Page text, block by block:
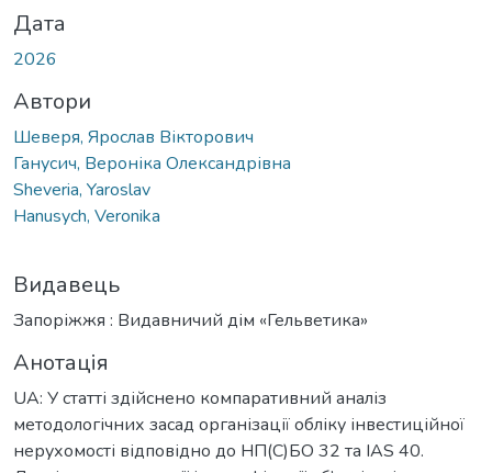
Дата
2026
Автори
Шеверя, Ярослав Вікторович
Ганусич, Вероніка Олександрівна
Sheveria, Yaroslav
Hanusych, Veronika
Видавець
Запоріжжя : Видавничий дім «Гельветика»
Анотація
UA: У статті здійснено компаративний аналіз
методологічних засад організації обліку інвестиційної
нерухомості відповідно до НП(С)БО 32 та IAS 40.